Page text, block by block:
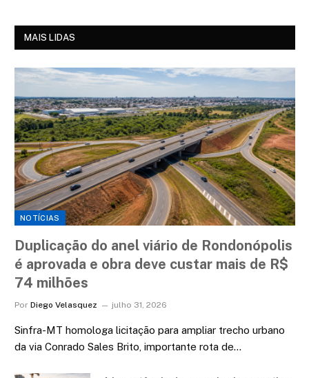
MAIS LIDAS
NOTÍCIAS
Duplicação do anel viário de Rondonópolis
é aprovada e obra deve custar mais de R$
74 milhões
Por Diego Velasquez julho 31, 2026
Sinfra-MT homologa licitação para ampliar trecho urbano
da via Conrado Sales Brito, importante rota de…